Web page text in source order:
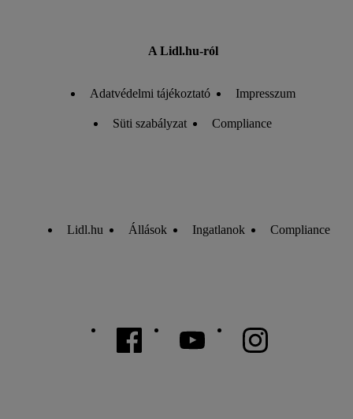
A Lidl.hu-ról
Adatvédelmi tájékoztató Impresszum
Süti szabályzat Compliance
Lidl.hu Állások Ingatlanok Compliance